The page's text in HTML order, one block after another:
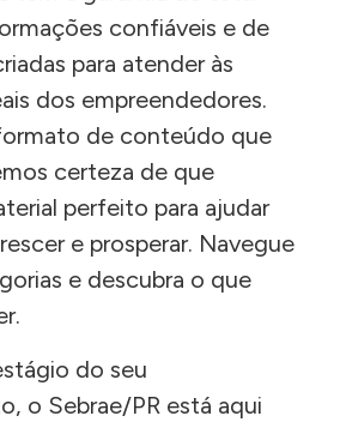
confiáveis e de
para atender às
dos empreendedores.
de conteúdo que
certeza de que
perfeito para ajudar
e prosperar. Navegue
e descubra o que
do seu
o Sebrae/PR está aqui